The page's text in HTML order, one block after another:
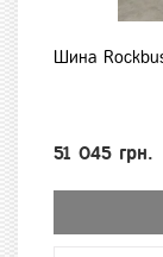
Шина
51 045 грн.